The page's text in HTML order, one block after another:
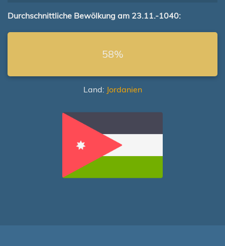
Durchschnittliche Bewölkung am 23.11.-1040:
58%
Land: Jordanien